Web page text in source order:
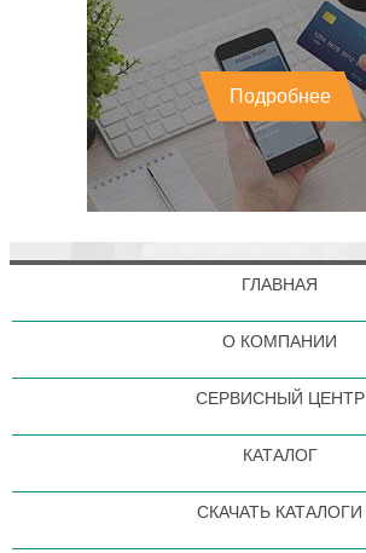
Подробнее
ГЛАВНАЯ
О КОМПАНИИ
СЕРВИСНЫЙ ЦЕНТР
КАТАЛОГ
СКАЧАТЬ КАТАЛОГИ